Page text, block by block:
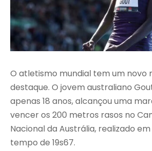
O atletismo mundial tem um novo
destaque. O jovem australiano
apenas 18 anos, alcançou uma
vencer os 200 metros rasos no
Nacional da Austrália, realizado
tempo de 19s67.